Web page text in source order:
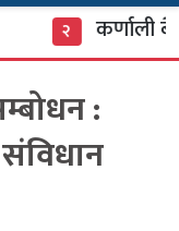
कर्णाली
: